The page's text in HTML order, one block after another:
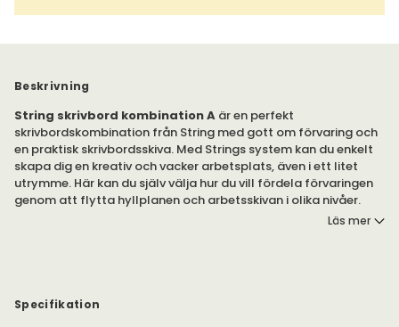
Beskrivning
String skrivbord kombination A är en perfekt
skrivbordskombination från String med gott om förvaring och
en praktisk skrivbordsskiva. Med Strings system kan du enkelt
skapa dig en kreativ och vacker arbetsplats, även i ett litet
utrymme. Här kan du själv välja hur du vill fördela förvaringen
genom att flytta hyllplanen och arbetsskivan i olika nivåer.
Kombinationen finns i flera olika färger på hyllplan och gavlar.
lägga till String Organizers eller tidskriftssamlare för extra
Läs mer
Specifikation